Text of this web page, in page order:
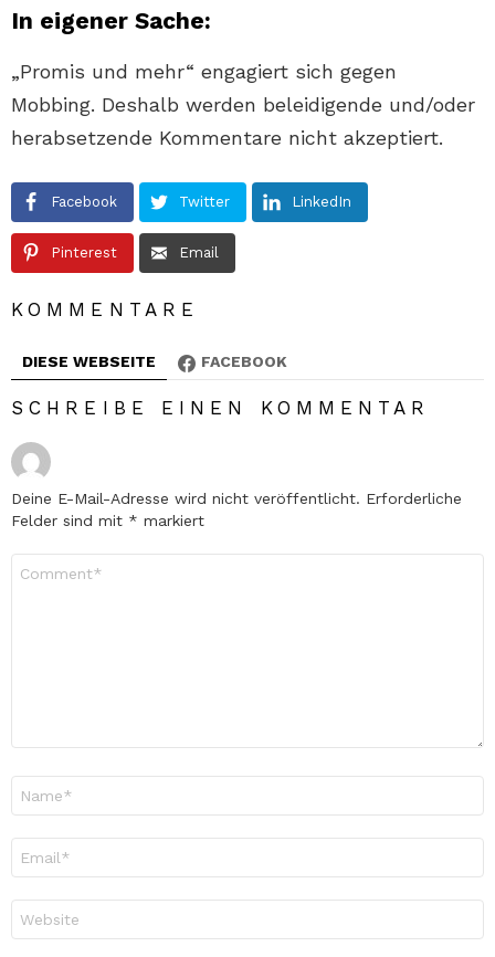
In eigener Sache:
„Promis und mehr“ engagiert sich gegen
Mobbing. Deshalb werden beleidigende und/oder
herabsetzende Kommentare nicht akzeptiert.
Facebook Twitter LinkedIn
Pinterest Email
KOMMENTARE
DIESE WEBSEITE FACEBOOK
SCHREIBE EINEN KOMMENTAR
Deine E-Mail-Adresse wird nicht veröffentlicht. Erforderliche
Felder sind mit * markiert
Mail-
Adresse
*